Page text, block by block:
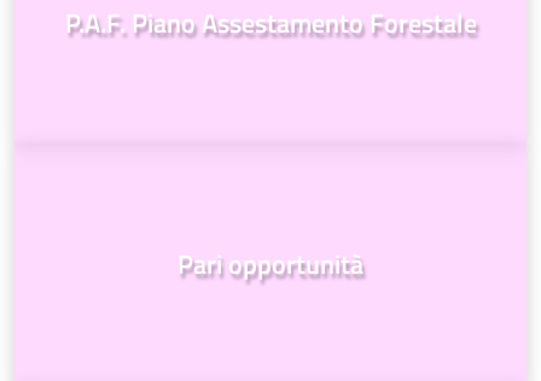
P.A.F. Piano Assestamento Forestale
Pari opportunità